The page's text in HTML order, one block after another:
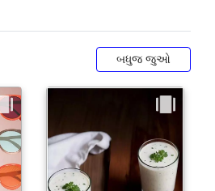
બધુજ જુઓ